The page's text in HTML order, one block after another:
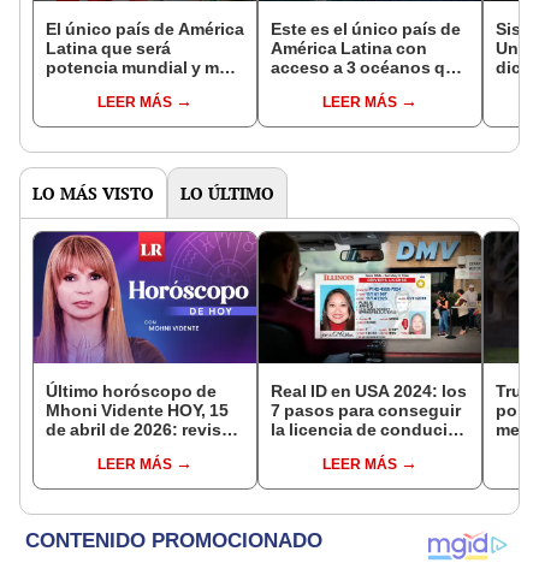
El único país de América
Latina que será
potencia mundial y muy
mucho petróleo como
Estados Unidos
LEER MÁS
Este es el único país de
América Latina con
acceso a 3 océanos que
fuerza naval en 1879
LEER MÁS
LO MÁS VISTO LO ÚLTIMO
Último horóscopo de
Mhoni Vidente HOY, 15
de abril de 2026: revisa
signo y entérate si te
espera un día
LEER MÁS
Real ID en USA 2024: los
7 pasos para conseguir
la licencia de conducir
LEER MÁS
para